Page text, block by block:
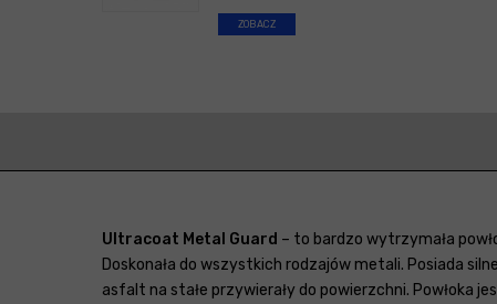
ZOBACZ
Ultracoat Metal Guard – to bardzo wytrzymała
Doskonała do wszystkich rodzajów metali. Posiada
asfalt na stałe przywierały do powierzchni. Powłoka